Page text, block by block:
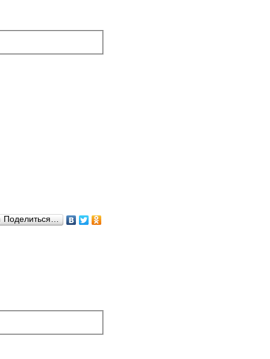
Поделиться…